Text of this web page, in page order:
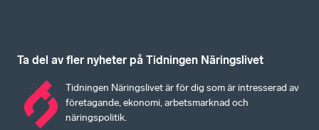
Ta del av fler nyheter på Tidningen Näringslivet
Tidningen Näringslivet är för dig som är intresserad av
företagande, ekonomi, arbetsmarknad och
näringspolitik.